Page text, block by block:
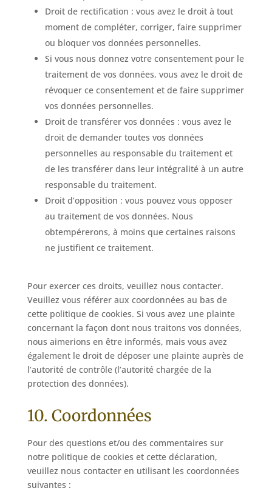
Droit de rectification : vous avez le droit à tout
moment de compléter, corriger, faire supprimer
ou bloquer vos données personnelles.
Si vous nous donnez votre consentement pour le
traitement de vos données, vous avez le droit de
révoquer ce consentement et de faire supprimer
vos données personnelles.
Droit de transférer vos données : vous avez le
droit de demander toutes vos données
personnelles au responsable du traitement et
de les transférer dans leur intégralité à un autre
responsable du traitement.
Droit d’opposition : vous pouvez vous opposer
au traitement de vos données. Nous
obtempérerons, à moins que certaines raisons
ne justifient ce traitement.
Pour exercer ces droits, veuillez nous contacter.
Veuillez vous référer aux coordonnées au bas de
cette politique de cookies. Si vous avez une plainte
concernant la façon dont nous traitons vos données,
nous aimerions en être informés, mais vous avez
également le droit de déposer une plainte auprès de
l’autorité de contrôle (l’autorité chargée de la
protection des données).
10. Coordonnées
Pour des questions et/ou des commentaires sur
notre politique de cookies et cette déclaration,
veuillez nous contacter en utilisant les coordonnées
suivantes :